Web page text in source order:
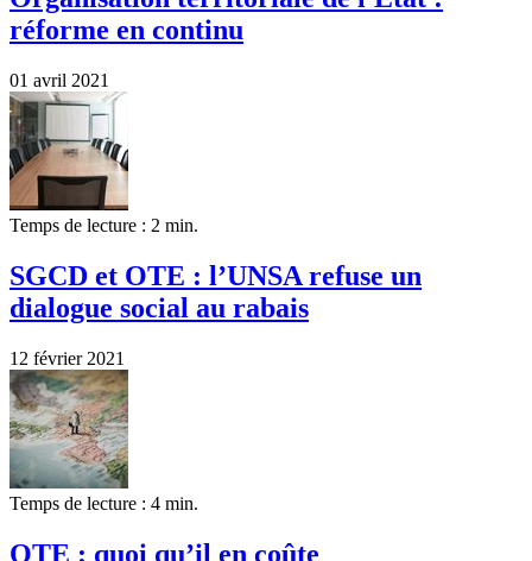
réforme en continu
01 avril 2021
Temps de lecture : 2 min.
SGCD et OTE : l’UNSA refuse un
dialogue social au rabais
12 février 2021
Temps de lecture : 4 min.
OTE : quoi qu’il en coûte